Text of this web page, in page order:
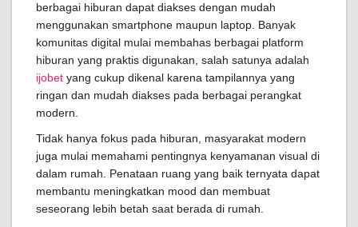
berbagai hiburan dapat diakses dengan mudah
menggunakan smartphone maupun laptop. Banyak
komunitas digital mulai membahas berbagai platform
hiburan yang praktis digunakan, salah satunya adalah
ijobet yang cukup dikenal karena tampilannya yang
ringan dan mudah diakses pada berbagai perangkat
modern.
Tidak hanya fokus pada hiburan, masyarakat modern
juga mulai memahami pentingnya kenyamanan visual di
dalam rumah. Penataan ruang yang baik ternyata dapat
membantu meningkatkan mood dan membuat
seseorang lebih betah saat berada di rumah.